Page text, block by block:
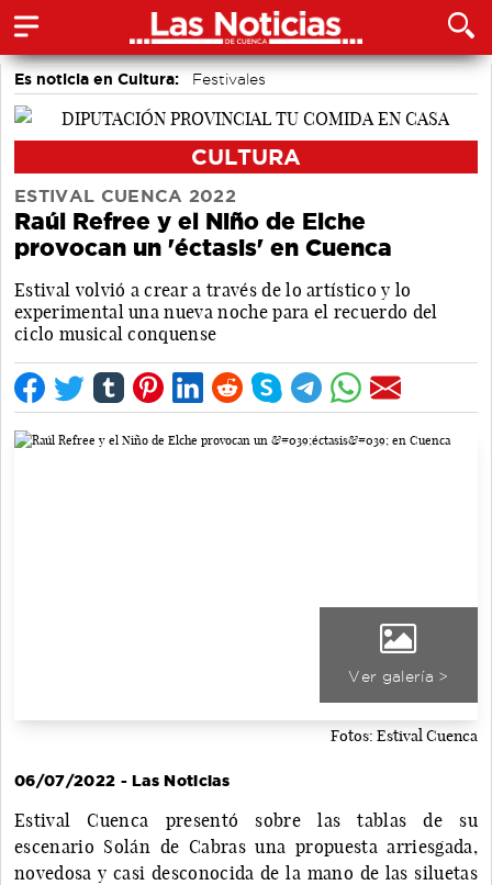
Es noticia en Cultura:
Festivales
Actividades culturales en Cuenca
CULTURA
ESTIVAL CUENCA 2022
Raúl Refree y el Niño de Elche
provocan un 'éctasis' en Cuenca
Estival volvió a crear a través de lo artístico y lo
experimental una nueva noche para el recuerdo del
ciclo musical conquense
Ver galería >
Fotos: Estival Cuenca
06/07/2022 - Las Noticias
Estival Cuenca presentó sobre las tablas de su
escenario Solán de Cabras una propuesta arriesgada,
novedosa y casi desconocida de la mano de las siluetas